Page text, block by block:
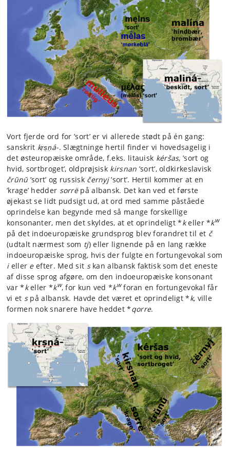
Vort fjerde ord for ’sort’ er vi allerede stødt på én gang:
sanskrit kṛṣṇá-. Slægtninge hertil finder vi hovedsagelig i
det østeuropæiske område, f.eks. litauisk kéršas, ’sort og
hvid, sortbroget’, oldprøjsisk kirsnan ’sort’, oldkirkeslavisk
črŭnŭ ’sort’ og russisk černyj’sort’. Hertil kommer at en
’krage’ hedder sorrëpå albansk. Det kan ved et første
øjekast se lidt pudsigt ud, at ord med samme påståede
oprindelse kan begynde med så mange forskellige
konsonanter, men det skyldes, at et oprindeligt *keller *kw
på det indoeuropæiske grundsprog blev forandret til et č
(udtalt nærmest som tj) eller lignende på en lang række
indoeuropæiske sprog, hvis der fulgte en fortungevokal som
ieller eefter. Med sit skan albansk faktisk som det eneste
af disse sprog afgøre, om den indoeuropæiske konsonant
var *keller *kw, for kun ved *kwforan en fortungevokal får
vi et spå albansk. Havde det været et oprindeligt *k, ville
formen nok snarere have heddet *qorre.